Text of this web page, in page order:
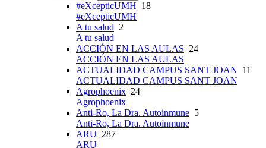
#eXcepticUMH 18
#eXcepticUMH
A tu salud 2
A tu salud
ACCIÓN EN LAS AULAS 24
ACCIÓN EN LAS AULAS
ACTUALIDAD CAMPUS SANT JOAN 11
ACTUALIDAD CAMPUS SANT JOAN
Agrophoenix 24
Agrophoenix
Anti-Ro, La Dra. Autoinmune 5
Anti-Ro, La Dra. Autoinmune
ARU 287
ARU